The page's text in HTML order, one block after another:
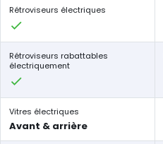
Rétroviseurs électriques
Rétroviseurs rabattables
électriquement
Vitres électriques
Avant & arrière